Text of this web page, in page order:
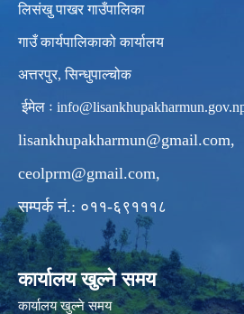
लिसंखु पाखर गाउँपालिका
गाउँ कार्यपालिकाको कार्यालय
अत्तरपुर, सिन्धुपाल्चोक
ईमेल ः
lisankhupakharmun@gmail.com,
ceolprm@gmail.com,
सम्पर्क नं.: ०११-६९१११८
कार्यालय खुल्ने समय
कार्यालय खुल्ने समय